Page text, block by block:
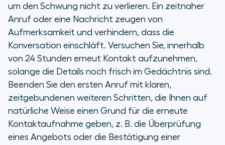
um den Schwung nicht zu verlieren. Ein zeitnaher
Anruf oder eine Nachricht zeugen von
Aufmerksamkeit und verhindern, dass die
Konversation einschläft. Versuchen Sie, innerhalb
von 24 Stunden erneut Kontakt aufzunehmen,
solange die Details noch frisch im Gedächtnis sind.
Beenden Sie den ersten Anruf mit klaren,
zeitgebundenen weiteren Schritten, die Ihnen auf
natürliche Weise einen Grund für die erneute
Kontaktaufnahme geben, z. B. die Überprüfung
eines Angebots oder die Bestätigung einer